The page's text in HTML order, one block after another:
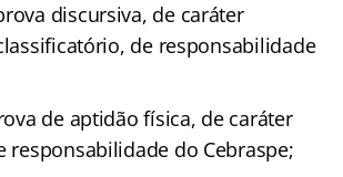
discursiva, de caráter
de responsabilidade
de aptidão física, de caráter
responsabilidade do Cebraspe;